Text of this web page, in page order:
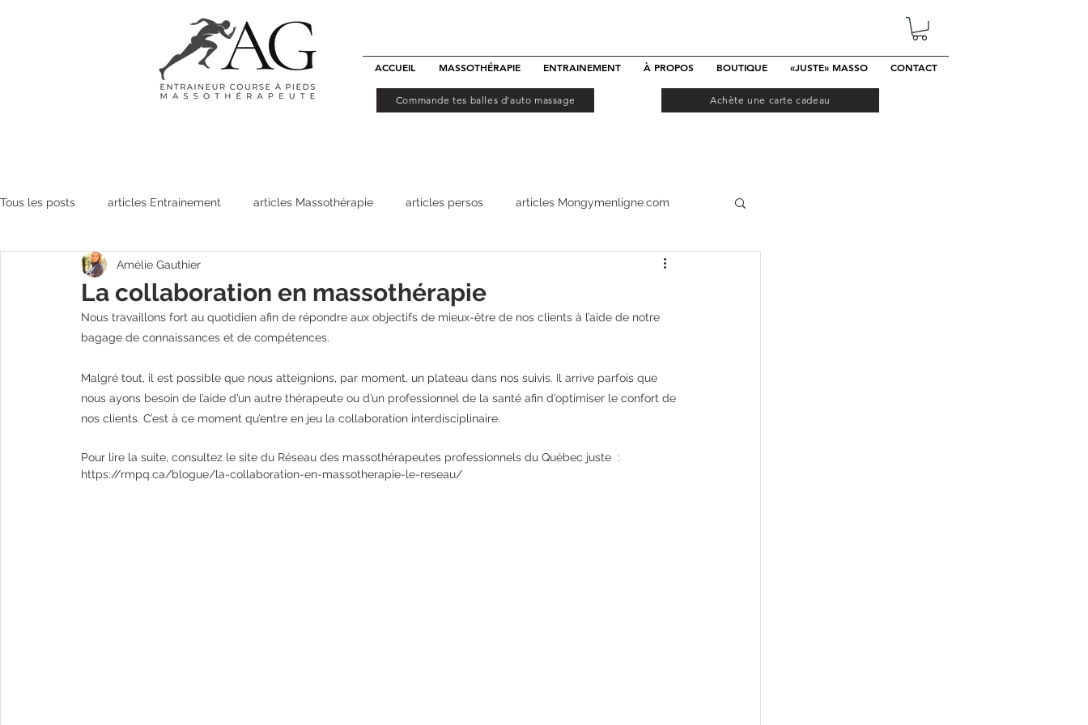
ACCUEIL MASSOTHÉRAPIE ENTRAINEMENT À PROPOS BOUTIQUE «JUSTE» MASSO CONTACT
Commande tes balles d'auto massage Achète une carte cadeau
Tous les posts articles Entrainement articles Massothérapie articles persos articles Mongymenligne.com
articles RMPQ
La collaboration en massothérapie
Amélie Gauthier
Nous travaillons fort au quotidien afin de répondre aux objectifs de mieux-être de nos clients à l’aide de notre
bagage de connaissances et de compétences.
Malgré tout, il est possible que nous atteignions, par moment, un plateau dans nos suivis. Il arrive parfois que
nous ayons besoin de l’aide d’un autre thérapeute ou d’un professionnel de la santé afin d’optimiser le confort de
nos clients. C’est à ce moment qu’entre en jeu la collaboration interdisciplinaire.
Pour lire la suite, consultez le site du Réseau des massothérapeutes professionnels du Québec juste  :
https://rmpq.ca/blogue/la-collaboration-en-massotherapie-le-reseau/